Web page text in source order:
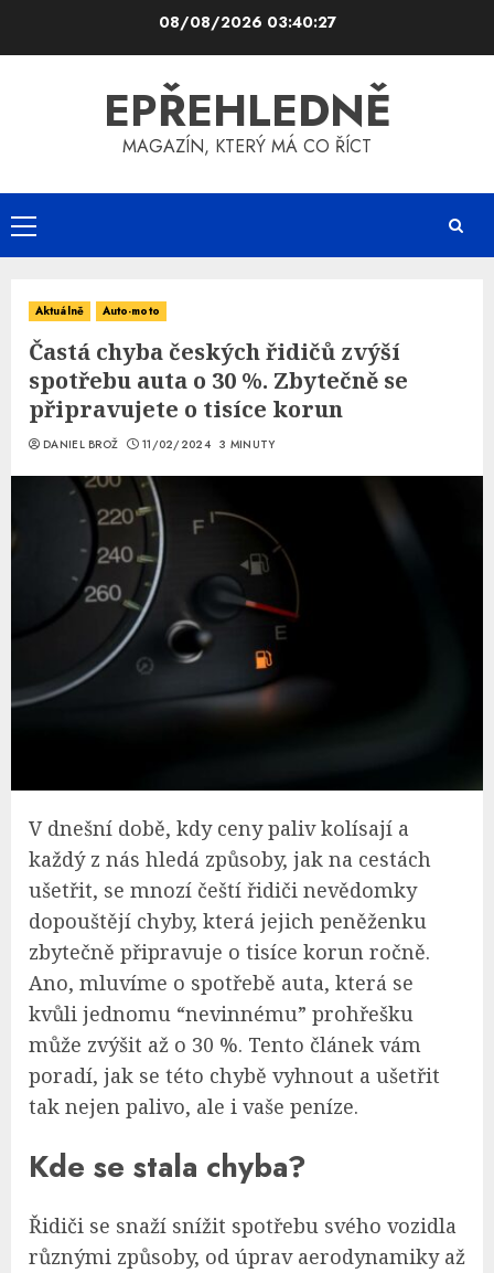
08/08/2026 03:40:28
EPŘEHLEDNĚ
MAGAZÍN, KTERÝ MÁ CO ŘÍCT
Primary
Menu
Aktuálně Auto-moto
Častá chyba českých řidičů zvýší
spotřebu auta o 30 %. Zbytečně se
připravujete o tisíce korun
DANIEL BROŽ 11/02/2024 3 MINUTY
V dnešní době, kdy ceny paliv kolísají a
každý z nás hledá způsoby, jak na cestách
ušetřit, se mnozí čeští řidiči nevědomky
dopouštějí chyby, která jejich peněženku
zbytečně připravuje o tisíce korun ročně.
Ano, mluvíme o spotřebě auta, která se
kvůli jednomu “nevinnému” prohřešku
může zvýšit až o 30 %. Tento článek vám
poradí, jak se této chybě vyhnout a ušetřit
tak nejen palivo, ale i vaše peníze.
Kde se stala chyba?
Řidiči se snaží snížit spotřebu svého vozidla
různými způsoby, od úprav aerodynamiky až